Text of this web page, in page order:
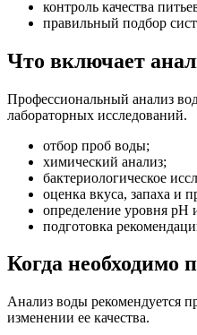
контроль качества
правильный подбор
Что включает
Профессиональный анализ
лабораторных исследований.
отбор проб воды;
химический анализ;
бактериологическое
оценка вкуса, запаха и
определение уровня pH
подготовка
Когда необходимо
Анализ воды рекомендуется
изменении ее качества.